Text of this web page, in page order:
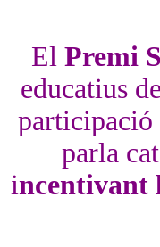
El Premi
educatius
participació
parla
incentivant